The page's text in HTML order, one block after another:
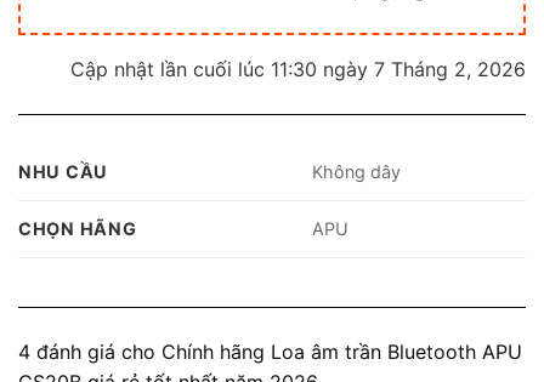
Cập nhật lần cuối lúc 11:30 ngày 7 Tháng 2, 2026
NHU CẦU Không dây
CHỌN HÃNG APU
4 đánh giá cho Chính hãng Loa âm trần Bluetooth APU